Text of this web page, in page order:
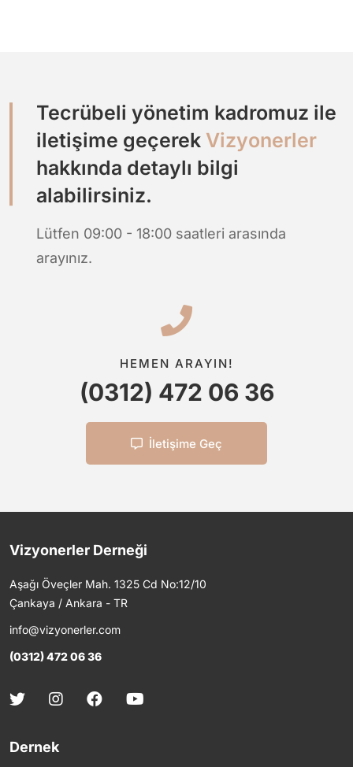
Tecrübeli yönetim kadromuz ile
iletişime geçerek Vizyonerler
hakkında detaylı bilgi
alabilirsiniz.
Lütfen 09:00 - 18:00 saatleri arasında
arayınız.
HEMEN ARAYIN!
(0312) 472 06 36
İletişime Geç
Vizyonerler Derneği
Aşağı Öveçler Mah. 1325 Cd No:12/10
Çankaya / Ankara - TR
info@vizyonerler.com
(0312) 472 06 36
Dernek